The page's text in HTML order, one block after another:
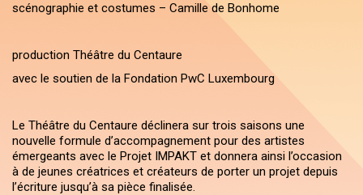
scénographie et costumes – Camille de Bonhome
production Théâtre du Centaure
avec le soutien de la Fondation PwC Luxembourg
Le Théâtre du Centaure déclinera sur trois saisons une
nouvelle formule d’accompagnement pour des artistes
émergeants avec le Projet IMPAKT et donnera ainsi l’occasion
à de jeunes créatrices et créateurs de porter un projet depuis
l’écriture jusqu’à sa pièce finalisée.